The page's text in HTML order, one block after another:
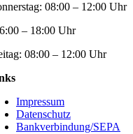
08:00 – 12:00 Uhr
– 18:00 Uhr
08:00 – 12:00 Uhr
Impressum
Datenschutz
Bankverbindung/SEPA